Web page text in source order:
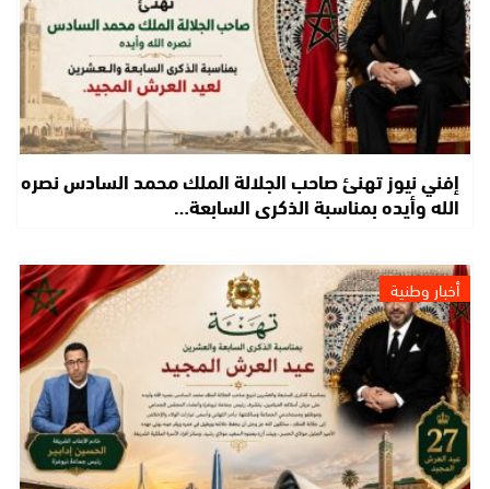
إفني نيوز تهنئ صاحب الجلالة الملك محمد السادس نصره
الله وأيده بمناسبة الذكرى السابعة…
أخبار وطنية